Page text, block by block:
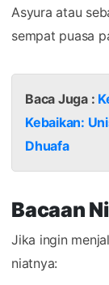
Asyura atau
sempat puasa
Baca Juga :
Kebaikan:
Dhuafa
Bacaan
Jika ingin
niatnya: